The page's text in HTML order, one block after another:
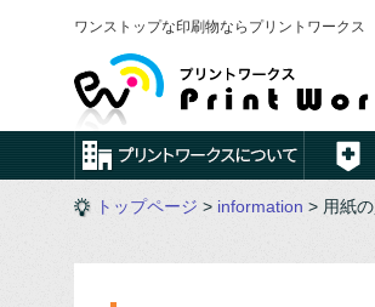
ワンストップな印刷物ならプリントワークス
トップページ > information > 用紙